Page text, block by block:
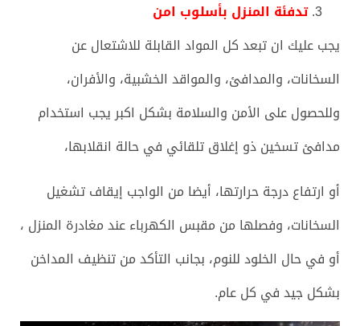
تدفئة المنزل بأسلوب امن
يجب عليك ان تبعد كل المواد القابلة للاشتعال عن
السخانات، والمدافئ، والمواقد الخشبية، والأفران،
وللحصول على الأمن والسلامة بشكل اكبر يجب استخدام
مدافئ تسخين ذو إغلاق تلقائي في حالة انقلابها،
أو ارتفاع درجة حرارتها، أيضا من الواجب إيقاف تشغيل
السخانات، وفصلها من مقبس الكهرباء عند مغادرة المنزل ،
أو في حال الخلود للنوم، بجانب التأكد من تنظيف المداخن
بشكل جيد في كل عام.